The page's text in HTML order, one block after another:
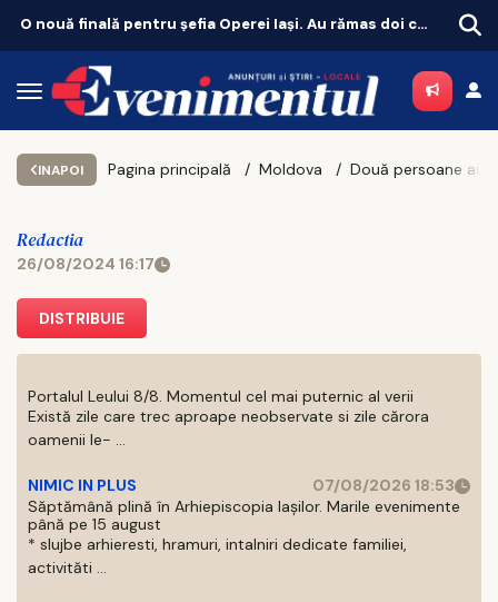
O nouă finală pentru șefia Operei Iași. Au rămas doi candidați Unde
INAPOI Pagina principală Moldova
Redactia
26/08/2024 16:17
DISTRIBUIE
Portalul Leului 8/8. Momentul cel mai puternic al verii
Există zile care trec aproape neobservate si zile cărora
oamenii le- ...
NIMIC IN PLUS
07/08/2026 18:53
Săptămână plină în Arhiepiscopia Iașilor. Marile evenimente
până pe 15 august
* slujbe arhieresti, hramuri, intalniri dedicate familiei,
activităti ...